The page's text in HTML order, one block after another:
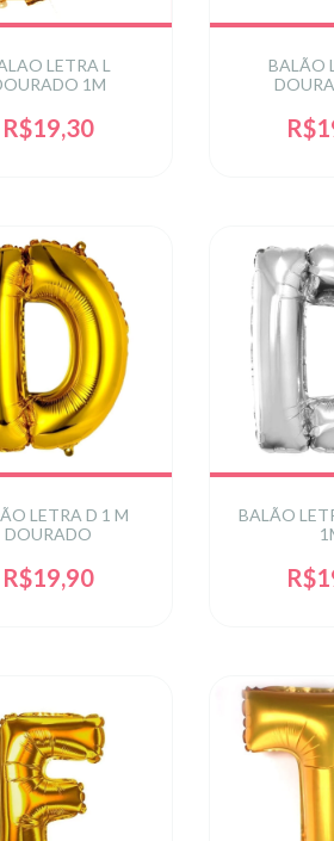
LETRA L
1M
R$19,30
BALÃO
LETRA D 1 M
DOURADO
R$19,90
BALÃO